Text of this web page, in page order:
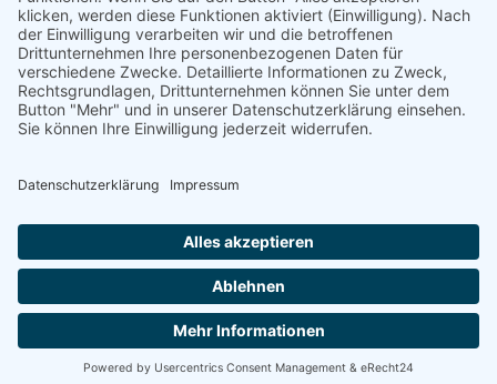
Hohe Straße 11
04107 Leipzig
Tel.: +49 341 22 54 13 50
info@steinbeis-mediation.com
Wirtschaftsmediation
Datenschutz
Bedingungen
Aus- und Weiterbildungsangebote
Anrufen E-Mail Anfahrt